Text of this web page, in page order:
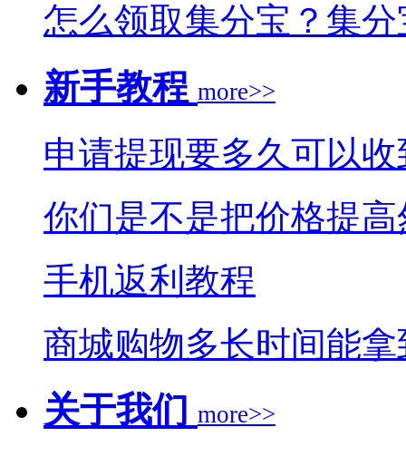
怎么领取集分宝？集
新手教程 more>>
申请提现要多久可以收
你们是不是把价格提
手机返利教程
商城购物多长时间能
关于我们 more>>